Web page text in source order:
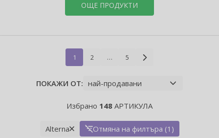
ОЩЕ ПРОДУКТИ
1 2 … 5
ПОКАЖИ ОТ:
Избрано 148 АРТИКУЛА
Alterna Отмяна на филтъра (1)